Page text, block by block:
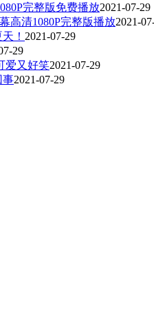
完整版免费播放2021-07-29
高清1080P完整版播放2021-
！ 2021-07-29
29
爱又好笑2021-07-29
事2021-07-29